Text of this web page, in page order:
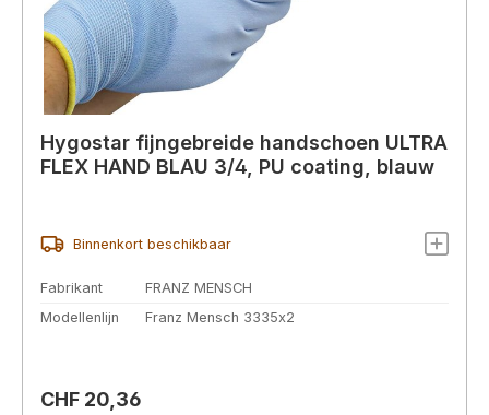
Hygostar fijngebreide handschoen ULTRA
FLEX HAND BLAU 3/4, PU coating, blauw
Binnenkort beschikbaar
Fabrikant
FRANZ MENSCH
Modellenlijn
Franz Mensch 3335x2
Normale prijs:
CHF 20,36